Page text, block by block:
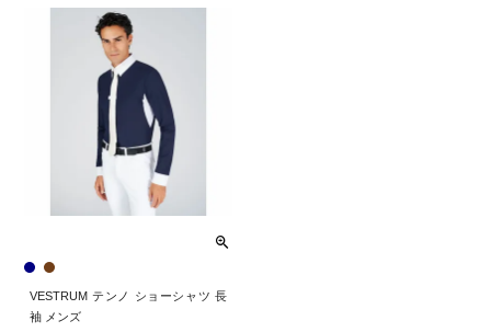
VESTRUM テンノ ショーシャツ 長
袖 メンズ